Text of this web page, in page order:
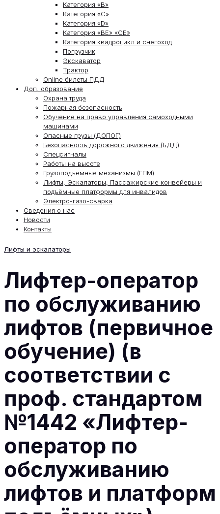
Категория «В»
Категория «С»
Категория «D»
Категория «ВЕ» «СЕ»
Категория квадроцикл и снегоход
Погрузчик
Экскаватор
Трактор
Online билеты ПДД
Доп. образование
Охрана труда
Пожарная безопасность
Обучение на право управления самоходными
машинами
Опасные грузы (ДОПОГ)
Безопасность дорожного движения (БДД)
Спецсигналы
Работы на высоте
Грузоподъемные механизмы (ГПМ)
Лифты, Эскалаторы, Пассажирские конвейеры и
подъёмные платформы для инвалидов
Электро-газо-сварка
Сведения о нас
Новости
Контакты
Лифты и эскалаторы
Лифтер-оператор
по обслуживанию
лифтов (первичное
обучение) (в
соответствии с
проф. стандартом
№1442 «Лифтер-
оператор по
обслуживанию
лифтов и платформ